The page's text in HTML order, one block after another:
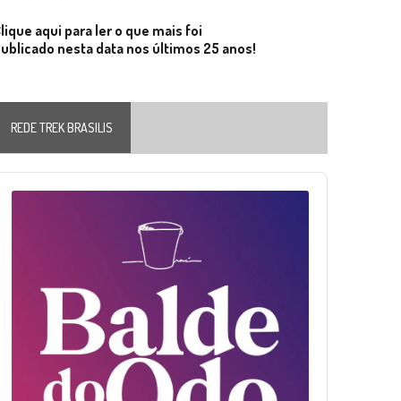
aqui para ler o que mais foi
nesta data nos últimos 25 anos!
REDE TREK BRASILIS
Player